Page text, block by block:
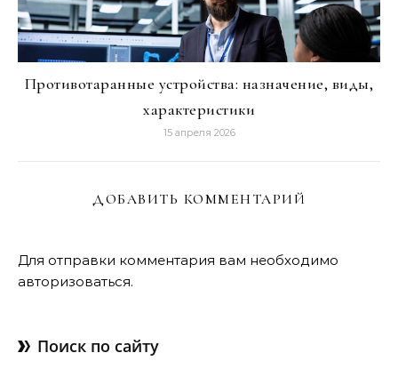
Противотаранные устройства: назначение, виды,
характеристики
15 апреля 2026
ДОБАВИТЬ КОММЕНТАРИЙ
Для отправки комментария вам необходимо
авторизоваться.
Поиск по сайту